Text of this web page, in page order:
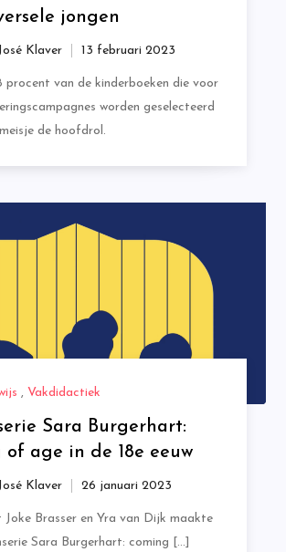
jongen
Klaver
procent van de kinderboeken die voor
worden geselecteerd
de hoofdrol.
, Vakdidactiek
Sara Burgerhart:
of age in de 18e eeuw
Klaver
Joke Brasser en Yra van Dijk maakte
Sara Burgerhart: coming […]